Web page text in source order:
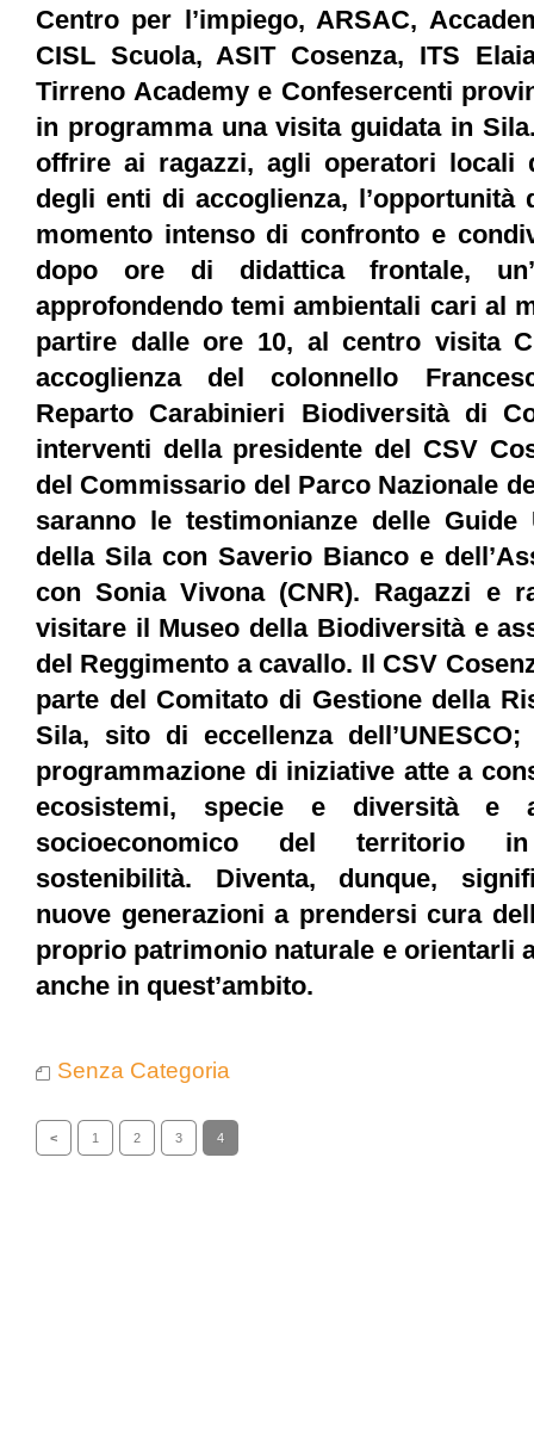
Centro per l’impiego, ARSAC,
CISL Scuola, ASIT Cosenza, ITS
Tirreno Academy e Confesercenti
in programma una visita guidata in
offrire ai ragazzi, agli operatori locali
degli enti di accoglienza,
momento intenso di confronto e
dopo ore di didattica frontale,
approfondendo temi ambientali cari al
partire dalle ore 10, al centro visita
accoglienza del colonnello
Reparto Carabinieri Biodiversità di
interventi della presidente del CSV
del Commissario del Parco Nazionale
saranno le testimonianze delle Guide
della Sila con Saverio Bianco e
con Sonia Vivona (CNR). Ragazzi e
visitare il Museo della Biodiversità e
del Reggimento a cavallo. Il CSV
parte del Comitato di Gestione della
Sila, sito di eccellenza
programmazione di iniziative atte a
ecosistemi, specie e diversità e
socioeconomico del territorio
sostenibilità. Diventa, dunque,
nuove generazioni a prendersi cura
proprio patrimonio naturale e orientarli
anche in quest’ambito.
Senza Categoria
< 1 2 3 4